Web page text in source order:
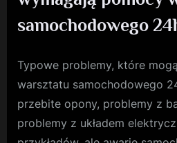
samochodowego
Typowe problemy, które
warsztatu samochodowego
przebite opony, problemy z
problemy z układem